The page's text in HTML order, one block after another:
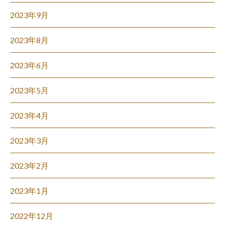
2023年9月
2023年8月
2023年6月
2023年5月
2023年4月
2023年3月
2023年2月
2023年1月
2022年12月